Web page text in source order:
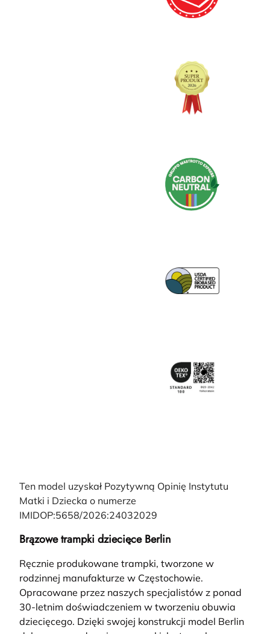
Ten model uzyskał Pozytywną Opinię Instytutu
Matki i Dziecka o numerze
IMIDOP:5658/2026:24032029
Brązowe trampki dziecięce Berlin
Ręcznie produkowane trampki, tworzone w
rodzinnej manufakturze w Częstochowie.
Opracowane przez naszych specjalistów z ponad
30-letnim doświadczeniem w tworzeniu obuwia
dziecięcego. Dzięki swojej konstrukcji model Berlin